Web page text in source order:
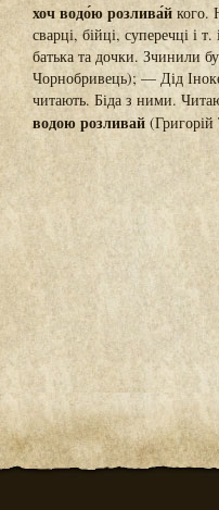
хоч водо́ю розлива́й кого.
сварці, бійці, суперечці і
батька та дочки. Зчинили
Чорнобривець); — Дід
читають. Біда з ними.
водою розливай